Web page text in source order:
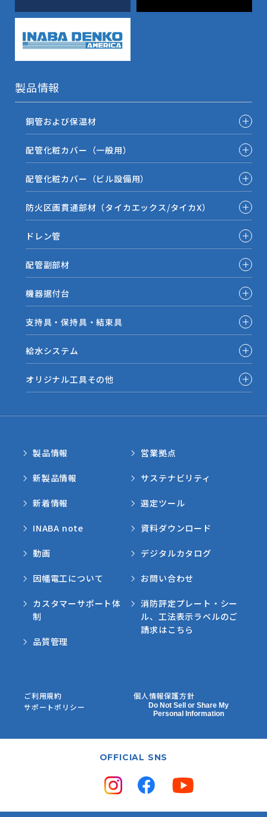
製品情報
銅管および保温材
配管化粧カバー（一般用）
配管化粧カバー（ビル設備用）
防火区画貫通部材（タイカエックス/タイカX）
ドレン管
配管副部材
機器据付台
支持具・保持具・結束具
給水システム
オリジナル工具その他
製品情報
新製品情報
新着情報
INABA note
動画
因幡電工について
カスタマーサポート体
制
品質管理
営業拠点
サステナビリティ
選定ツール
資料ダウンロード
デジタルカタログ
お問い合わせ
消防評定プレート・シー
ル、工法表示ラベルのご
請求はこちら
ご利用規約
個人情報保護方針
サポートポリシー
Do Not Sell or Share My
Personal Information
OFFICIAL SNS